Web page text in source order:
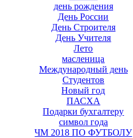
день рождения
День России
День Строителя
День Учителя
Лето
масленица
Международный день
Студентов
Новый год
ПАСХА
Подарки бухгалтеру
символ года
ЧМ 2018 ПО ФУТБОЛУ